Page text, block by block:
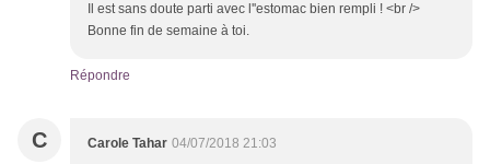
Il est sans doute parti avec l''estomac bien rempli ! <br />
Bonne fin de semaine à toi.
Répondre
C Carole Tahar 04/07/2018 21:03